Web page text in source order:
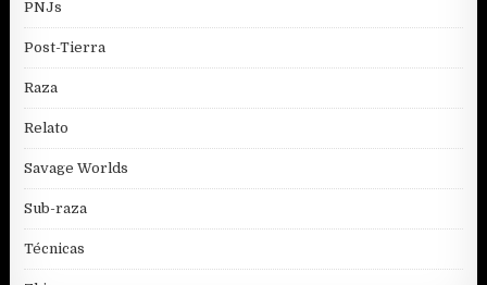
PNJs
Post-Tierra
Raza
Relato
Savage Worlds
Sub-raza
Técnicas